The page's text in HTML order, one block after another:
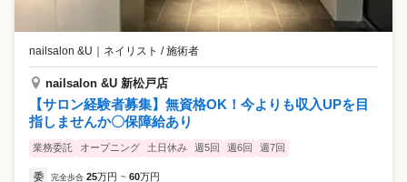
nailsalon &U ネイリスト / 施術者
nailsalon &U 新松戸店
【サロン経験者募集】無資格OK！今よりも収入UPを目
指しませんか〇保障給あり
業務委託 オープニング 土日休み 週5回 週6回 週7回
委 完全歩合 25万円 ~ 60万円